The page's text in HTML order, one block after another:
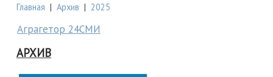
Главная | Архив | 2025
Аграгетор 24СМИ
АРХИВ